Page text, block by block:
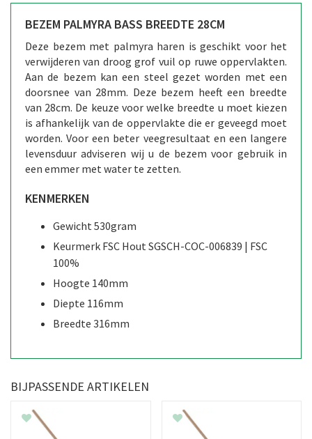
BEZEM PALMYRA BASS BREEDTE 28CM
Deze bezem met palmyra haren is geschikt voor het
verwijderen van droog grof vuil op ruwe oppervlakten.
Aan de bezem kan een steel gezet worden met een
doorsnee van 28mm. Deze bezem heeft een breedte
van 28cm. De keuze voor welke breedte u moet kiezen
is afhankelijk van de oppervlakte die er geveegd moet
worden. Voor een beter veegresultaat en een langere
levensduur adviseren wij u de bezem voor gebruik in
een emmer met water te zetten.
KENMERKEN
Gewicht 530gram
Keurmerk FSC Hout SGSCH-COC-006839 | FSC
100%
Hoogte 140mm
Diepte 116mm
Breedte 316mm
BIJPASSENDE ARTIKELEN